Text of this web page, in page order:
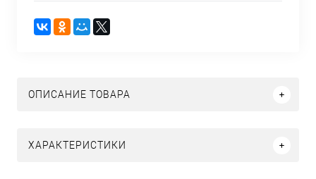
ОПИСАНИЕ ТОВАРА
ХАРАКТЕРИСТИКИ